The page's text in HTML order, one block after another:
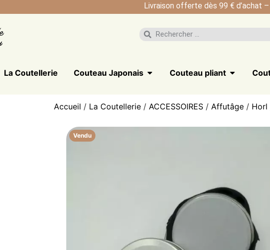
Livraison offerte dès 99 € d’achat
La Coutellerie Couteau Japonais Couteau pliant
Accueil / La Coutellerie /ACCESSOIRES /Affutâge / Horl
Vendu